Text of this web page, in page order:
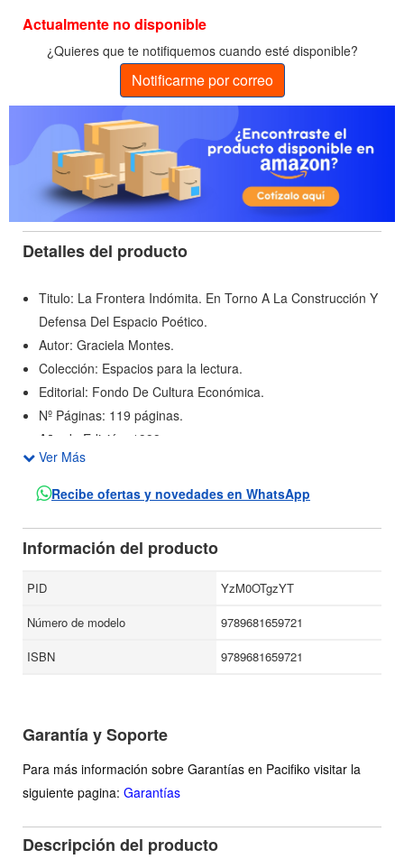
Actualmente no disponible
¿Quieres que te notifiquemos cuando esté disponible?
Notificarme por correo
Detalles del producto
Titulo: La Frontera Indómita. En Torno A La Construcción Y
Defensa Del Espacio Poético.
Autor: Graciela Montes.
Colección: Espacios para la lectura.
Editorial: Fondo De Cultura Económica.
Nº Páginas: 119 páginas.
Año de Edición: 1999.
Escritos con frescura y belleza, los textos que componen
esta obra giran en torno a la construcción y defensa del
sobre todo posibilita convertir la cultura en experiencia y no
en un enorme cementerio de saberes.
Ver Más
Recibe ofertas y novedades en WhatsApp
Información del producto
PID
YzM0OTgzYT
Número de modelo
9789681659721
ISBN
9789681659721
Garantía y Soporte
Para más información sobre Garantías en Pacifiko visitar la
siguiente pagina: Garantías
Descripción del producto